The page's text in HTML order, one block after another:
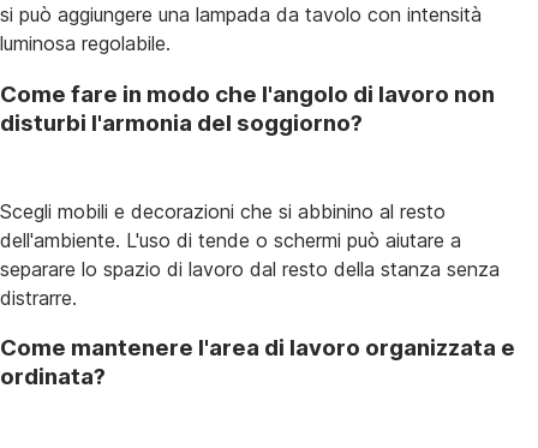
si può aggiungere una lampada da tavolo con intensità
luminosa regolabile.
Come fare in modo che l'angolo di lavoro non
disturbi l'armonia del soggiorno?
Scegli mobili e decorazioni che si abbinino al resto
dell'ambiente. L'uso di tende o schermi può aiutare a
separare lo spazio di lavoro dal resto della stanza senza
distrarre.
Come mantenere l'area di lavoro organizzata e
ordinata?